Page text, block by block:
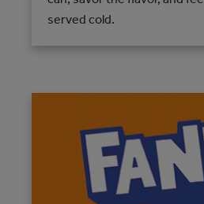
served cold.